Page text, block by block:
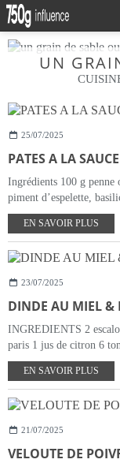
UN
25/07/2025
PATES A LA
Ingrédients 100 g penne
piment d’espelette,
EN SAVOIR PLUS
23/07/2025
DINDE AU MIEL &
INGREDIENTS 2
paris 1 jus de citron 6
EN SAVOIR PLUS
21/07/2025
VELOUTE DE